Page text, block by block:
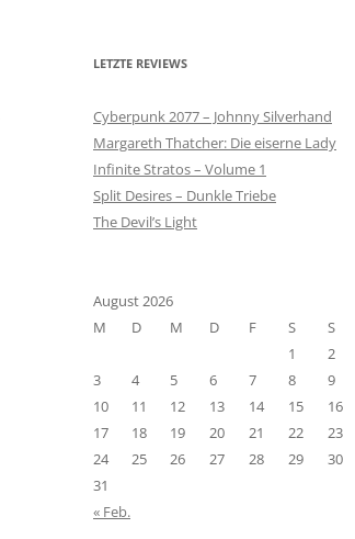
LETZTE REVIEWS
Cyberpunk 2077 – Johnny Silverhand
Margareth Thatcher: Die eiserne Lady
Infinite Stratos – Volume 1
Split Desires – Dunkle Triebe
The Devil’s Light
August 2026
M
D M D F S
S
1
2
3
4 5 6 7 8
9
10
11 12 13 14 15
16
17
18 19 20 21 22
23
24
25 26 27 28 29
30
31
« Feb.